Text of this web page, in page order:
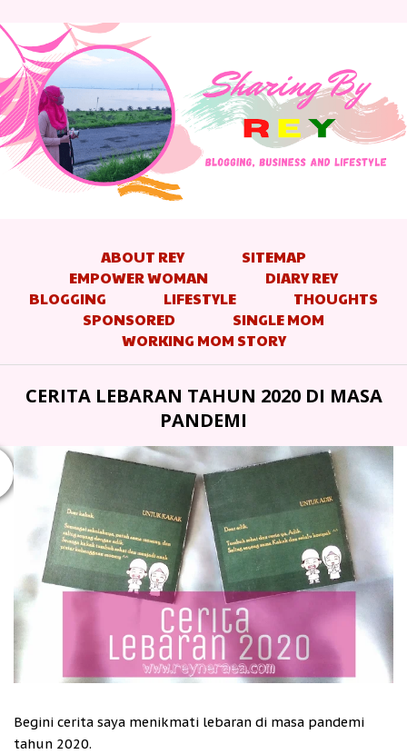
ABOUT REY
SITEMAP
EMPOWER WOMAN
DIARY REY
BLOGGING
LIFESTYLE
THOUGHTS
SPONSORED
SINGLE MOM
WORKING MOM STORY
CERITA LEBARAN TAHUN 2020 DI MASA
PANDEMI
Begini cerita saya menikmati lebaran di masa pandemi
tahun 2020.